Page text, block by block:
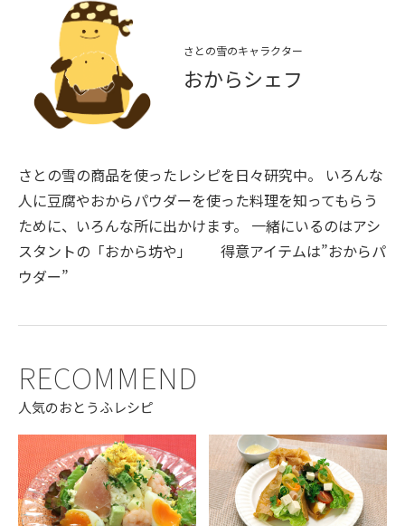
さとの雪のキャラクター
おからシェフ
さとの雪の商品を使ったレシピを日々研究中。 いろんな
人に豆腐やおからパウダーを使った料理を知ってもらう
ために、いろんな所に出かけます。 一緒にいるのはアシ
スタントの「おから坊や」 得意アイテムは”おからパ
ウダー”
RECOMMEND
人気のおとうふレシピ